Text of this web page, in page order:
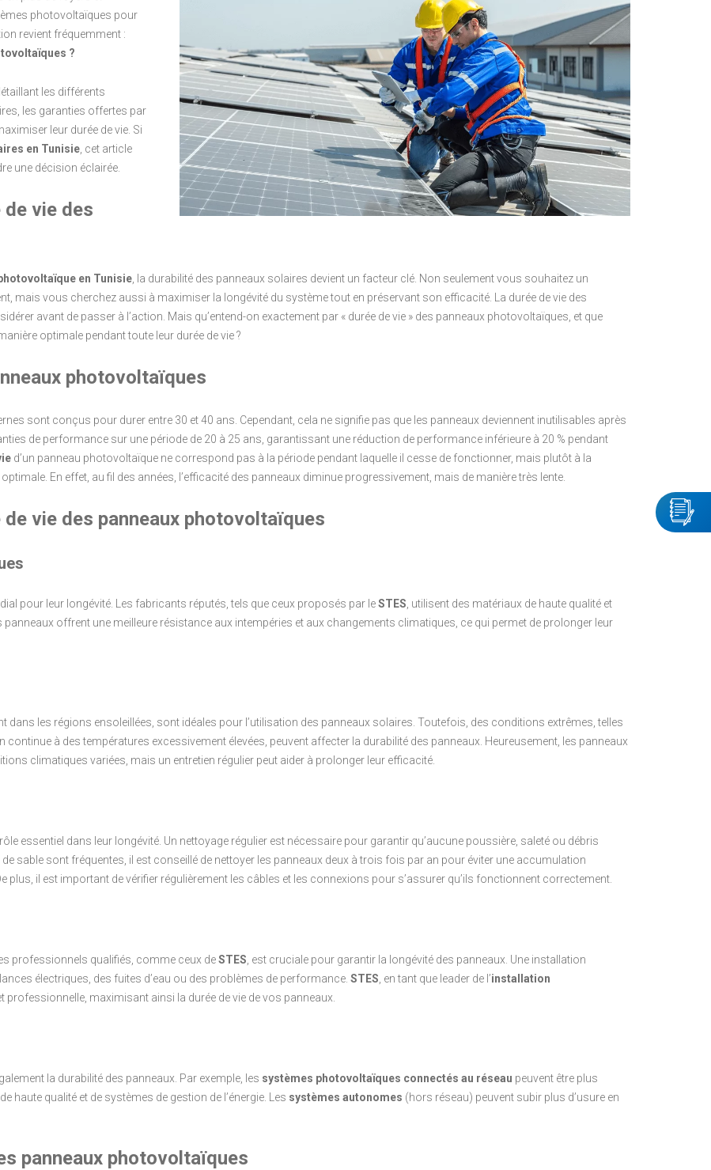
photovoltaïques pour
revient fréquemment :
?
les différents
les garanties offertes par
leur durée de vie. Si
en Tunisie , cet article
une décision éclairée.
vie des
en Tunisie , la durabilité des panneaux solaires devient un facteur clé. Non seulement vous souhaitez un
mais vous cherchez aussi à maximiser la longévité du système tout en préservant son efficacité. La durée de vie des
avant de passer à l’action. Mais qu’entend-on exactement par « durée de vie » des panneaux photovoltaïques, et que
optimale pendant toute leur durée de vie ?
photovoltaïques
sont conçus pour durer entre 30 et 40 ans. Cependant, cela ne signifie pas que les panneaux deviennent inutilisables après
de performance sur une période de 20 à 25 ans, garantissant une réduction de performance inférieure à 20 % pendant
d’un panneau photovoltaïque ne correspond pas à la période pendant laquelle il cesse de fonctionner, mais plutôt à la
En effet, au fil des années, l’efficacité des panneaux diminue progressivement, mais de manière très lente.
vie des panneaux photovoltaïques
pour leur longévité. Les fabricants réputés, tels que ceux proposés par leSTES , utilisent des matériaux de haute qualité et
offrent une meilleure résistance aux intempéries et aux changements climatiques, ce qui permet de prolonger leur
dans les régions ensoleillées, sont idéales pour l’utilisation des panneaux solaires. Toutefois, des conditions extrêmes, telles
à des températures excessivement élevées, peuvent affecter la durabilité des panneaux. Heureusement, les panneaux
climatiques variées, mais un entretien régulier peut aider à prolonger leur efficacité.
essentiel dans leur longévité. Un nettoyage régulier est nécessaire pour garantir qu’aucune poussière, saleté ou débris
sable sont fréquentes, il est conseillé de nettoyer les panneaux deux à trois fois par an pour éviter une accumulation
plus, il est important de vérifier régulièrement les câbles et les connexions pour s’assurer qu’ils fonctionnent correctement.
professionnels qualifiés, comme ceux deSTES , est cruciale pour garantir la longévité des panneaux. Une installation
électriques, des fuites d’eau ou des problèmes de performance. STES , en tant que leader de l’installation
professionnelle, maximisant ainsi la durée de vie de vos panneaux.
la durabilité des panneaux. Par exemple, les systèmes photovoltaïques connectés au réseau peuvent être plus
haute qualité et de systèmes de gestion de l’énergie. Les systèmes autonomes (hors réseau) peuvent subir plus d’usure en
panneaux photovoltaïques